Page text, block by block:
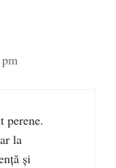
perene.
la
și